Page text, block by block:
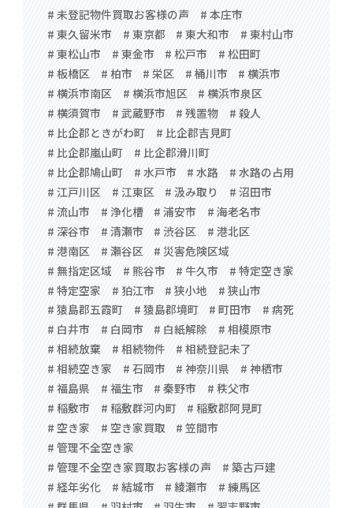
# 未登記物件買取お客様の声
# 本庄市
# 東久留米市
# 東京都 # 東大和市
# 東村山市
# 東松山市
# 東金市 # 松戸市
# 松田町
# 板橋区
# 柏市 # 栄区 # 桶川市
# 横浜市
# 横浜市南区
# 横浜市旭区
# 横浜市泉区
# 横須賀市
# 武蔵野市 # 残置物
# 殺人
# 比企郡ときがわ町
# 比企郡吉見町
# 比企郡嵐山町
# 比企郡滑川町
# 比企郡鳩山町
# 水戸市 # 水路
# 水路の占用
# 江戸川区
# 江東区 # 汲み取り
# 沼田市
# 流山市
# 浄化槽 # 浦安市
# 海老名市
# 深谷市
# 清瀬市 # 渋谷区
# 港北区
# 港南区
# 瀬谷区
# 災害危険区域
# 無指定区域
# 熊谷市 # 牛久市
# 特定空き家
# 特定空家
# 狛江市 # 狭小地
# 狭山市
# 猿島郡五霞町
# 猿島郡境町 # 町田市
# 病死
# 白井市
# 白岡市 # 白紙解除
# 相模原市
# 相続放棄
# 相続物件
# 相続登記未了
# 相続空き家
# 石岡市 # 神奈川県
# 神栖市
# 福島県
# 福生市 # 秦野市
# 秩父市
# 稲敷市
# 稲敷群河内町
# 稲敷郡阿見町
# 空き家
# 空き家買取
# 笠間市
# 管理不全空き家
# 管理不全空き家買取お客様の声
# 築古戸建
# 経年劣化
# 結城市 # 綾瀬市
# 練馬区